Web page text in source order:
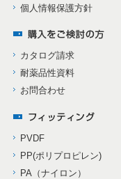
個人情報保護方針
カタログ請求
耐薬品性資料
お問合わせ
PVDF
PP(ポリプロピレン)
PA（ナイロン）